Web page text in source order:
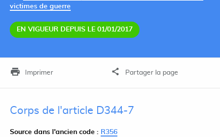
victimes de guerre
EN VIGUEUR DEPUIS LE 01/01/2017
Imprimer Partager la page
Corps de l'article D344-7
Source dans l'ancien code : R356